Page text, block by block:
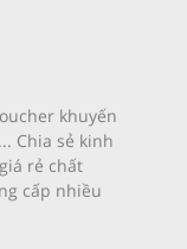
khuyến
Chia sẻ kinh
rẻ chất
cấp nhiều